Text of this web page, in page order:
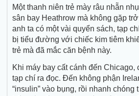
Một thanh niên trẻ mày râu nhẵn
sân bay Heathrow mà không gặp
anh ta có một vài quyển sách, tạp
bị tiểu đường với chiếc kim tiêm
trẻ mà đã mắc căn bệnh này.
Khi máy bay cất cánh đến
tạp chí ra đọc. Đến không phận
“insulin” vào bụng, rồi nhanh